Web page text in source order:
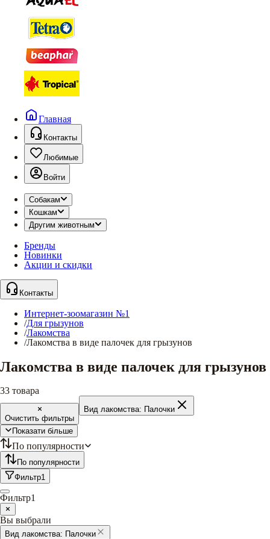
Главная
Контакты
Любимые
Войти
Собакам
Кошкам
Другим животным
Бренды
Новинки
Акции и скидки
Контакты
Интернет-зоомагазин №1
/Для грызунов
/Лакомства
/Лакомства в виде палочек для грызунов
Лакомства в виде палочек для грызунов
33 товара
Очистить фильтры
Вид лакомства: Палочки
Показати більше
По популярности
По популярности
Фильтр1
Фильтр1
Вы выбрали
Вид лакомства: Палочки